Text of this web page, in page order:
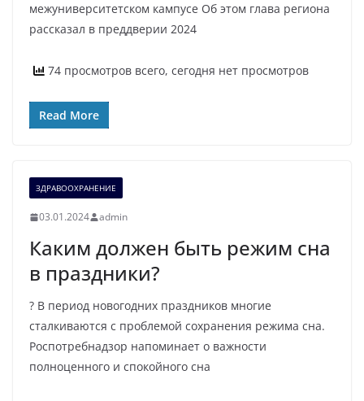
межуниверситетском кампусе Об этом глава региона
рассказал в преддверии 2024
74 просмотров всего, сегодня нет просмотров
Read More
ЗДРАВООХРАНЕНИЕ
03.01.2024 admin
Каким должен быть режим сна
в праздники?
? В период новогодних праздников многие
сталкиваются с проблемой сохранения режима сна.
Роспотребнадзор напоминает о важности
полноценного и спокойного сна